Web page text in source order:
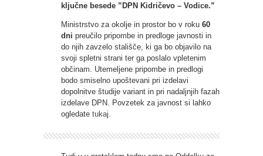
ključne besede ”DPN Kidričevo – Vodice.”
Ministrstvo za okolje in prostor bo v roku 60
dni preučilo pripombe in predloge javnosti in
do njih zavzelo stališče, ki ga bo objavilo na
svoji spletni strani ter ga poslalo vpletenim
občinam. Utemeljene pripombe in predlogi
bodo smiselno upoštevani pri izdelavi
dopolnitve študije variant in pri nadaljnjih fazah
izdelave DPN. Povzetek za javnost si lahko
ogledate tukaj